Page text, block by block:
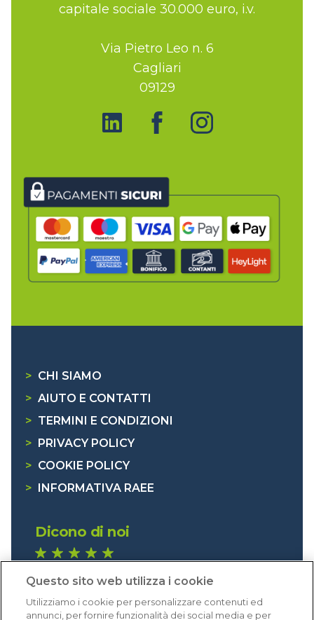
capitale sociale 30.000 euro, i.v.
Via Pietro Leo n. 6
Cagliari
09129
> CHI SIAMO
> AIUTO E CONTATTI
> TERMINI E CONDIZIONI
>
PRIVACY POLICY
> COOKIE POLICY
>
INFORMATIVA RAEE
Dicono di noi
Eccellente (4,8)
Acquisti verificati
Questo sito web utilizza i cookie
Utilizziamo i cookie per personalizzare contenuti ed
annunci, per fornire funzionalità dei social media e per